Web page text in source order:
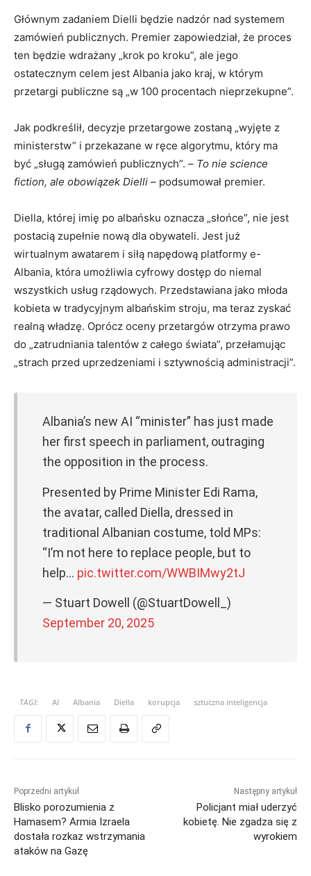
Głównym zadaniem Dielli będzie nadzór nad systemem
zamówień publicznych. Premier zapowiedział, że proces
ten będzie wdrażany „krok po kroku”, ale jego
ostatecznym celem jest Albania jako kraj, w którym
przetargi publiczne są „w 100 procentach nieprzekupne”.
Jak podkreślił, decyzje przetargowe zostaną „wyjęte z
ministerstw” i przekazane w ręce algorytmu, który ma
być „sługą zamówień publicznych”. – To nie science
fiction, ale obowiązek Dielli – podsumował premier.
Diella, której imię po albańsku oznacza „słońce”, nie jest
postacią zupełnie nową dla obywateli. Jest już
wirtualnym awatarem i siłą napędową platformy e-
Albania, która umożliwia cyfrowy dostęp do niemal
wszystkich usług rządowych. Przedstawiana jako młoda
kobieta w tradycyjnym albańskim stroju, ma teraz zyskać
realną władzę. Oprócz oceny przetargów otrzyma prawo
do „zatrudniania talentów z całego świata”, przełamując
„strach przed uprzedzeniami i sztywnością administracji”.
Albania’s new AI “minister” has just made
her first speech in parliament, outraging
the opposition in the process.
Presented by Prime Minister Edi Rama,
the avatar, called Diella, dressed in
traditional Albanian costume, told MPs:
“I’m not here to replace people, but to
help… pic.twitter.com/WWBIMwy2tJ
— Stuart Dowell (@StuartDowell_)
September 20, 2025
TAGI: AI Albania Diella korupcja sztuczna inteligencja
Poprzedni artykuł
Blisko porozumienia z
Hamasem? Armia Izraela
dostała rozkaz wstrzymania
ataków na Gazę
Następny artykuł
Policjant miał uderzyć
kobietę. Nie zgadza się z
wyrokiem